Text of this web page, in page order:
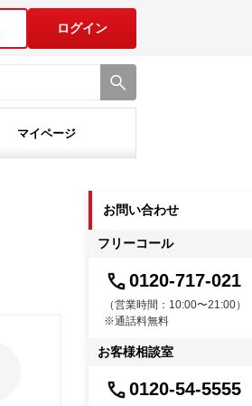
ログイン
マイページ
お問い合わせ
フリーコール
0120-717-021
（営業時間：10:00〜21:00）
※通話料無料
お客様相談室
0120-54-5555